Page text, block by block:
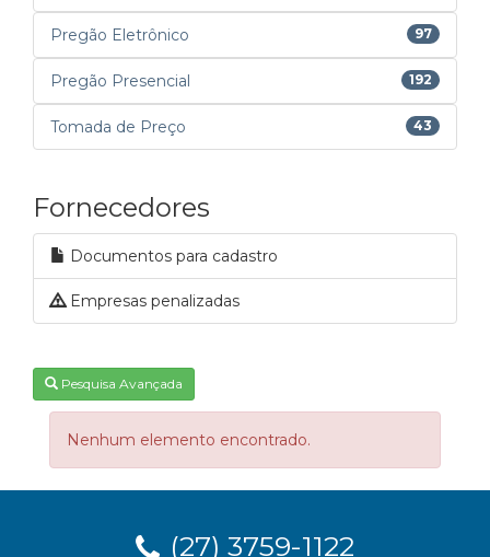
Pregão Eletrônico 97
Pregão Presencial 192
Tomada de Preço 43
Fornecedores
Documentos para cadastro
Empresas penalizadas
Pesquisa Avançada
Nenhum elemento encontrado.
(27) 3759-1122